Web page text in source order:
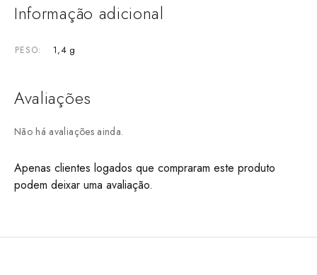
Informação adicional
PESO 1,4 g
Avaliações
Não há avaliações ainda.
Apenas clientes logados que compraram este produto
podem deixar uma avaliação.